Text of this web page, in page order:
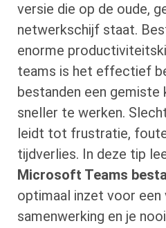
versie die op de oude,
netwerkschijf staat.
enorme
teams is het effectief
bestanden een gemiste
sneller te werken.
leidt tot frustratie,
tijdverlies. In deze tip
Microsoft Teams
optimaal inzet voor een
samenwerking en je